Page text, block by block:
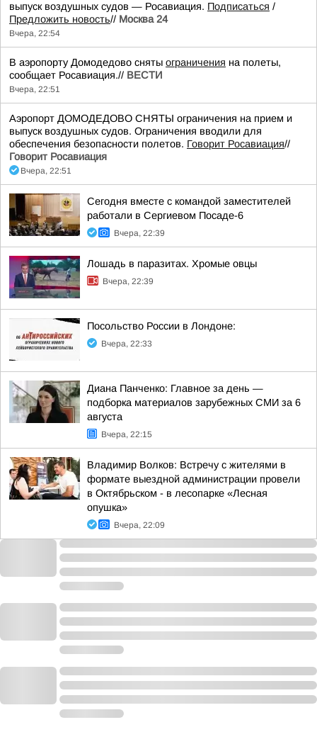
выпуск воздушных судов — Росавиация. Подписаться /
Предложить новость// Москва 24
Вчера, 22:54
В аэропорту Домодедово сняты ограничения на полеты,
сообщает Росавиация.// ВЕСТИ
Вчера, 22:51
Аэропорт ДОМОДЕДОВО СНЯТЫ ограничения на прием и
выпуск воздушных судов. Ограничения вводили для
обеспечения безопасности полетов. Говорит Росавиация//
Говорит Росавиация
Вчера, 22:51
Сегодня вместе с командой заместителей
работали в Сергиевом Посаде-6
Вчера, 22:39
Лошадь в паразитах. Хромые овцы
Вчера, 22:39
Посольство России в Лондоне:
Вчера, 22:33
Диана Панченко: Главное за день —
подборка материалов зарубежных СМИ за 6
августа
Вчера, 22:15
Владимир Волков: Встречу с жителями в
формате выездной администрации провели
в Октябрьском - в лесопарке «Лесная
опушка»
Вчера, 22:09